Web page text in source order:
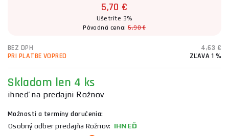
5,70 €
Ušetríte 3%
Pôvodná cena:5,90 €
BEZ DPH
4,63 €
PRI PLATBE VOPRED
ZĽAVA 1 %
Skladom len 4 ks
ihneď na predajni Rožnov
Možnosti a termíny doručenia:
Osobný odber predajňa Rožnov: IHNEĎ